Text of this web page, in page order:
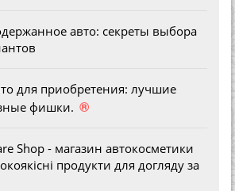
авто: секреты выбора
для приобретения: лучшие
фишки. ®
Shop - магазин автокосметики
продукти для догляду за